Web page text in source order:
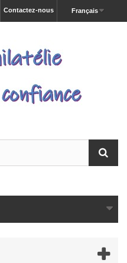
Français
Contactez-nous